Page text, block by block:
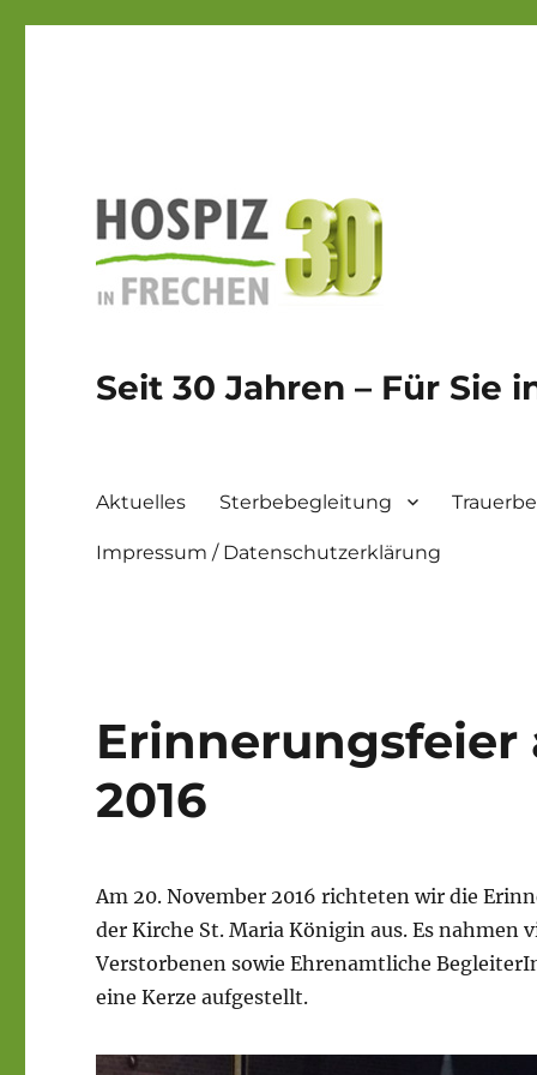
Seit 30 Jahren – Für Sie
Aktuelles Sterbebegleitung
Impressum / Datenschutzerklärung
Erinnerungsfeier
2016
Am 20. November 2016 richteten wir die
der Kirche St. Maria Königin aus. Es nahmen
Verstorbenen sowie Ehrenamtliche
eine Kerze aufgestellt.